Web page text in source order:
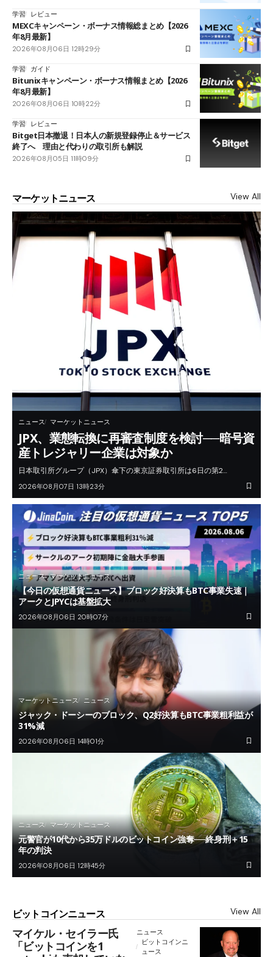
学習 レビュー
MEXCキャンペーン・ボーナス情報総まとめ【2026
年8月最新】
2026年08月06日 12時29分
学習 ガイド
Bitunixキャンペーン・ボーナス情報まとめ【2026
年8月最新】
2026年08月06日 10時22分
学習 レビュー
Bitget日本撤退！日本人の新規登録停止＆サービス
終了へ 理由と代わりの取引所も解説
2026年08月05日 11時09分
マーケットニュース View All
ニュース マーケットニュース
JPX、業態転換に再審査制度を検討──暗号資
産トレジャリー企業は対象か
日本取引所グループ（JPX）傘下の東京証券取引所は6日の第2…
2026年08月07日 13時23分
ニュース マーケットニュース
【今日の仮想通貨ニュース】ブロック好決算もBTC事業失速｜
アークとJPYCは基盤拡大
2026年08月06日 20時07分
マーケットニュース ニュース
ジャック・ドーシーのブロック、Q2好決算もBTC事業粗利益が
31%減
2026年08月06日 14時01分
ニュース マーケットニュース
元警官が10代から35万ドルのビットコイン強奪──終身刑＋15
年の判決
2026年08月06日 12時45分
ビットコインニュース View All
マイケル・セイラー氏
「ビットコインを1
ニュース
ビットコインニ
ュース